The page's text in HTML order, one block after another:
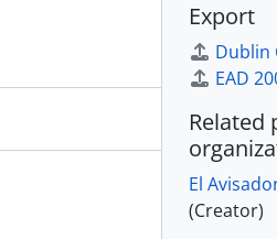
Export
Dublin
EAD
Related
El
(Creator)